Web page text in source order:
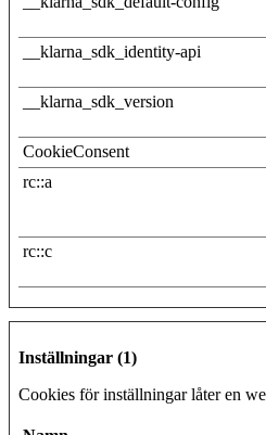
__klarna_sdk_identity-api
__klarna_sdk_version
CookieConsent
rc::a
rc::c
Inställningar (1)
Cookies för inställningar låter en